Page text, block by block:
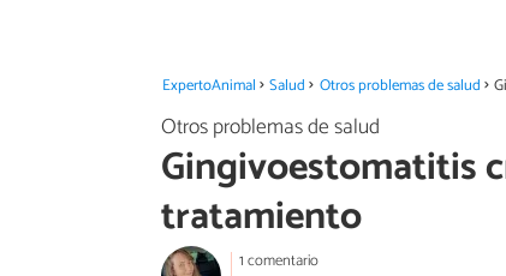
ExpertoAnimal Salud Otros problemas de salud
Otros problemas de salud
Gingivoestomatitis
tratamiento
1 comentario